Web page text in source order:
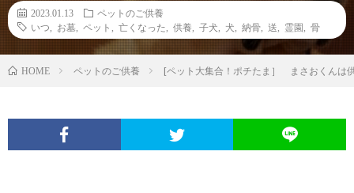
2023.01.13
ペットのご供養
いつ
お墓 ペット 亡くなった 供養 子犬 犬 納骨 送 霊園 骨
HOME ペットのご供養 [ペット大集合！ポチたま］ まさおくんは